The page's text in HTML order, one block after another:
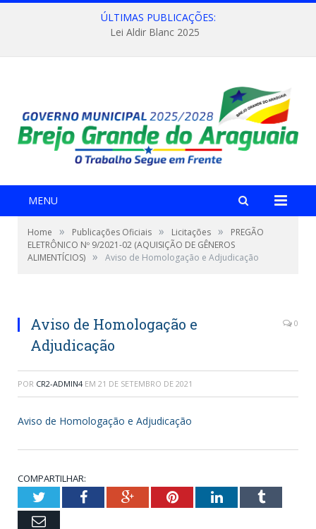
ÚLTIMAS PUBLICAÇÕES:
Lei Aldir Blanc 2025
MENU
Home » Publicações Oficiais » Licitações »
PREGÃO
ELETRÔNICO Nº 9/2021-02 (AQUISIÇÃO DE GÊNEROS
ALIMENTÍCIOS) » Aviso de Homologação e Adjudicação
Aviso de Homologação e
Adjudicação
0
POR CR2-ADMIN4 EM 21 DE SETEMBRO DE 2021
Aviso de Homologação e Adjudicação
COMPARTILHAR:
TwitterFacebookGoogle+PinterestLinkedInTumblr
Email